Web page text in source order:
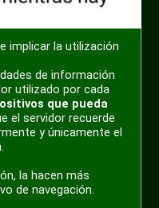
implicar la utilización
de información
utilizado por cada
que pueda
el servidor recuerde
y únicamente el
la hacen más
de navegación.